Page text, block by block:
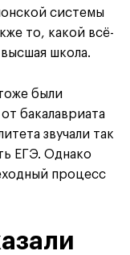
системы
то, какой всё-
школа.
были
бакалавриата
звучали так
ЕГЭ. Однако
процесс